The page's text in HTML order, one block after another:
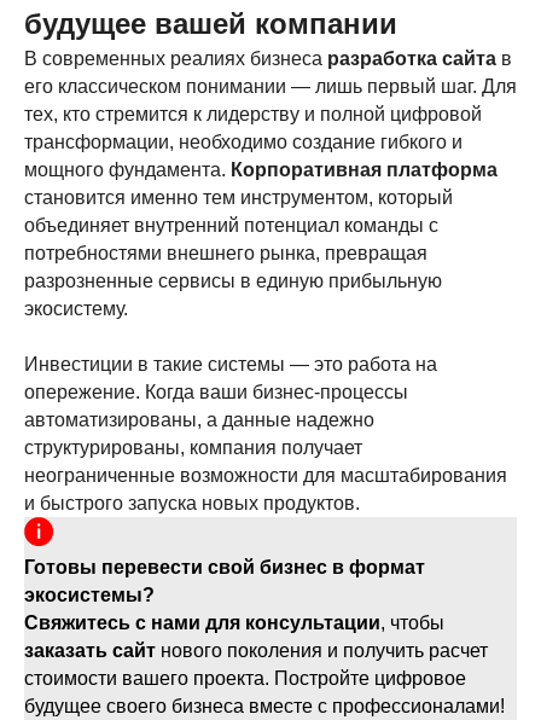
будущее вашей компании
В современных реалиях бизнеса разработка сайта в
его классическом понимании — лишь первый шаг. Для
тех, кто стремится к лидерству и полной цифровой
трансформации, необходимо создание гибкого и
мощного фундамента. Корпоративная платформа
становится именно тем инструментом, который
объединяет внутренний потенциал команды с
потребностями внешнего рынка, превращая
разрозненные сервисы в единую прибыльную
экосистему.
Инвестиции в такие системы — это работа на
опережение. Когда ваши бизнес-процессы
автоматизированы, а данные надежно
структурированы, компания получает
неограниченные возможности для масштабирования
и быстрого запуска новых продуктов.
Готовы перевести свой бизнес в формат
экосистемы?
Свяжитесь с нами для консультации, чтобы
заказать сайт нового поколения и получить расчет
стоимости вашего проекта. Постройте цифровое
будущее своего бизнеса вместе с профессионалами!